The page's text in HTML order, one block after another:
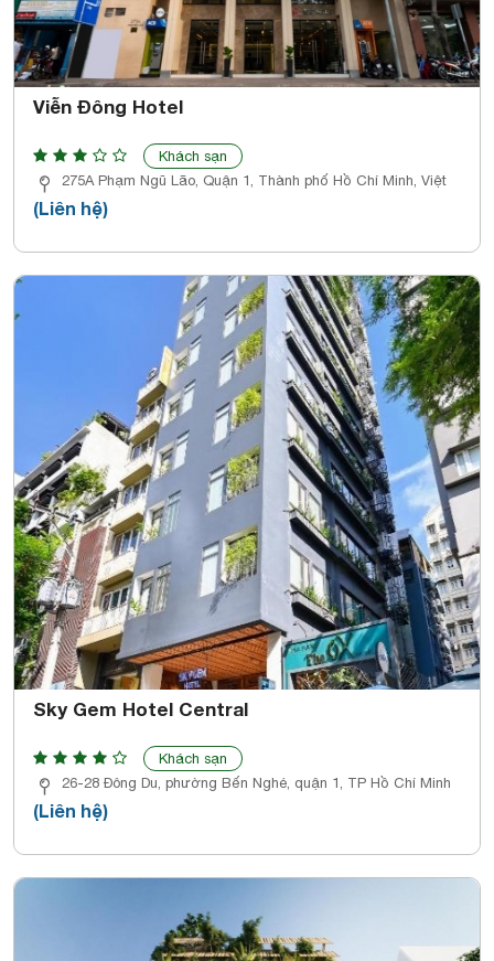
Viễn Đông Hotel
Khách sạn
275A Phạm Ngũ Lão, Quận 1, Thành phố Hồ Chí Minh, Việt
(Liên hệ)
Sky Gem Hotel Central
Khách sạn
26-28 Đông Du, phường Bến Nghé, quận 1, TP Hồ Chí Minh
(Liên hệ)